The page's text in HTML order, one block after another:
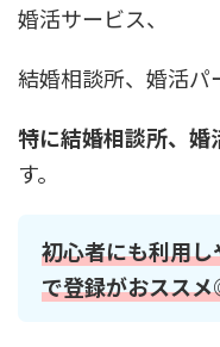
婚活サービス、
結婚相談所、婚活パ
特に結婚相談所、婚
す。
初心者にも利用
で登録がおスス